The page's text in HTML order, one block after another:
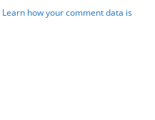
Learn how your comment data is